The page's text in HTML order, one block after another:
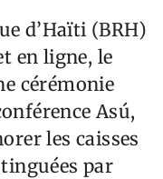
d’Haïti (BRH)
en ligne, le
cérémonie
Asú,
les caisses
par